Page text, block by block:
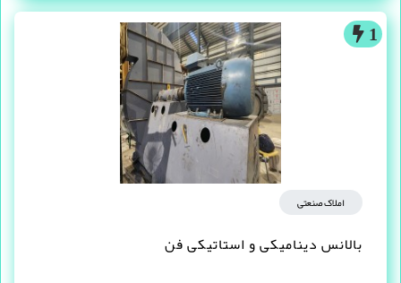
علی شاکری
3 ماه پیش 351